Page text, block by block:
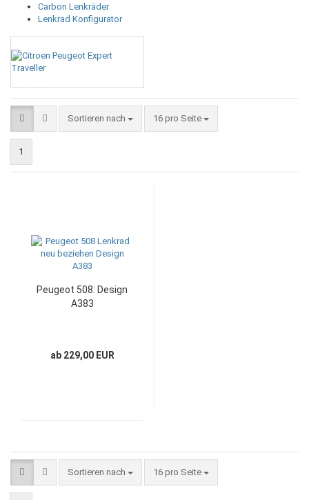
Carbon Lenkräder
Lenkrad Konfigurator
Sortieren nach
Sortieren nach 16 pro Seite
pro Seite
1
Peugeot 508: Design
A383
ab 229,00 EUR
Sortieren nach
Sortieren nach 16 pro Seite
pro Seite